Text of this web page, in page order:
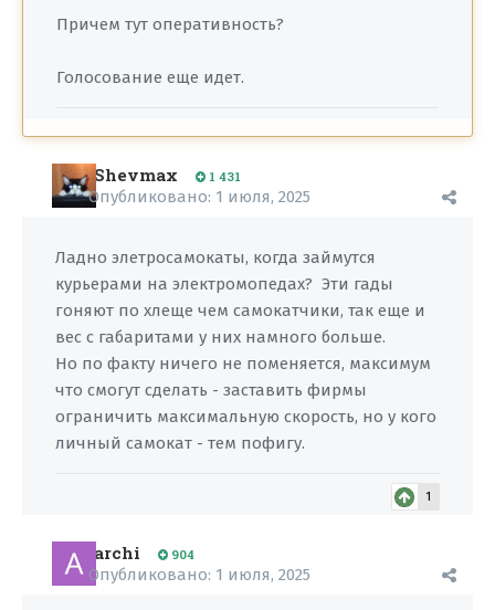
Причем тут оперативность?
Голосование еще идет.
Shevmax 1 431
Опубликовано: 1 июля, 2025
Ладно элетросамокаты, когда займутся
курьерами на электромопедах? Эти гады
гоняют по хлеще чем самокатчики, так еще и
вес с габаритами у них намного больше.
Но по факту ничего не поменяется, максимум
что смогут сделать - заставить фирмы
ограничить максимальную скорость, но у кого
личный самокат - тем пофигу.
1
archi 904
Опубликовано: 1 июля, 2025